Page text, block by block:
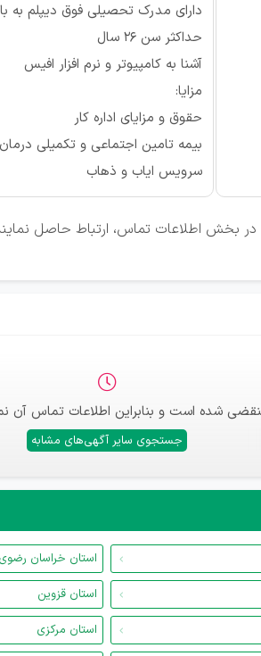
دارای مدرک تحصیلی فوق دیپلم به
حداکثر سن 26 سال
آشنا به کامپیوتر و نرم افزار افیس
مزایا:
حقوق و مزایای اداره کار
بیمه تامین اجتماعی و تکمیلی درمان
سرویس ایاب و ذهاب
در بخش اطلاعات تماس، ارتباط حاصل
شده است و بنابراین اطلاعات تماس آن
جستجوی سایر آگهی‌های مشابه
استان خراسان رضوی
استان قزوین
استان مرکزی